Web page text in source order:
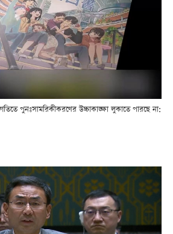
পুনঃসামরিকীকরণের উচ্চাকাঙ্ক্ষা লুকাতে পারছে না: